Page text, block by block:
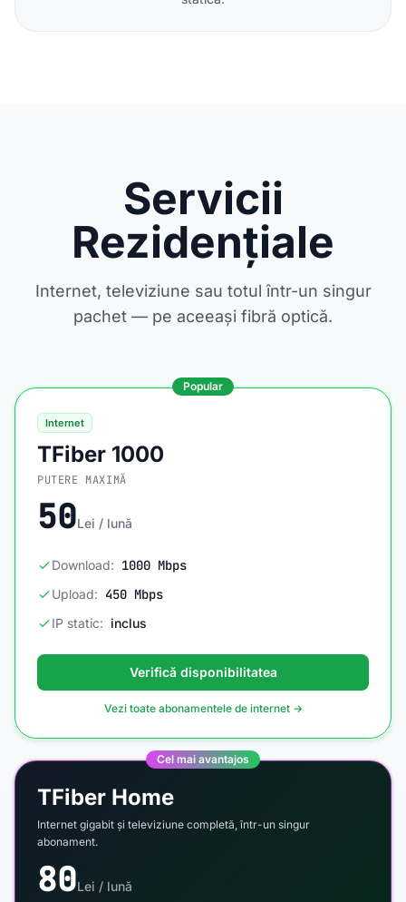
Servicii
Rezidențiale
Internet, televiziune sau totul într-un singur
pachet — pe aceeași fibră optică.
Popular
Internet
TFiber 1000
PUTERE MAXIMĂ
50Lei / lună
Download: 1000 Mbps
Upload: 450 Mbps
IP static: inclus
Verifică disponibilitatea
Vezi toate abonamentele de internet →
Cel mai avantajos
TFiber Home
Internet gigabit și televiziune completă, într-un singur
abonament.
80Lei / lună